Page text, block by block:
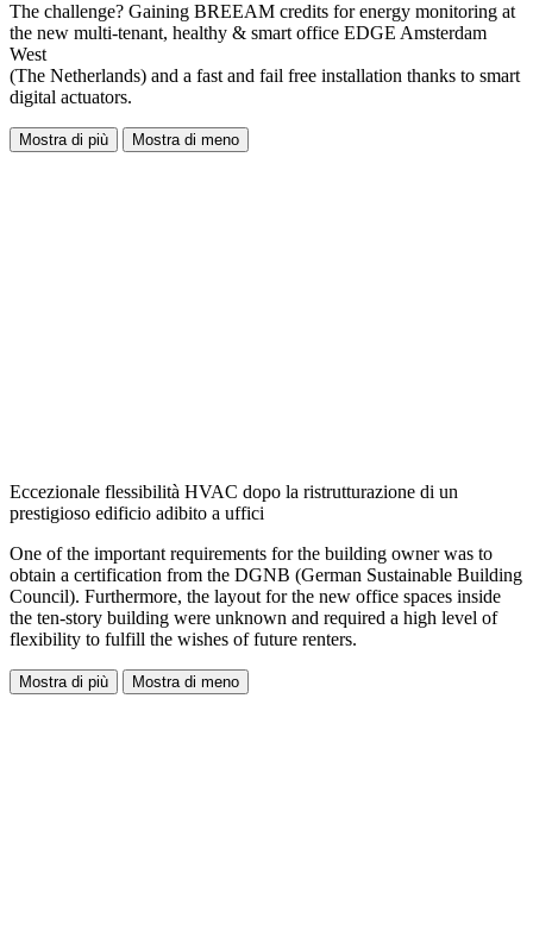
The challenge? Gaining BREEAM credits for energy monitoring at
the new multi-tenant, healthy & smart office EDGE Amsterdam
West
(The Netherlands) and a fast and fail free installation thanks to smart
digital actuators.
Mostra di più Mostra di meno
Eccezionale flessibilità HVAC dopo la ristrutturazione di un
prestigioso edificio adibito a uffici
One of the important requirements for the building owner was to
obtain a certification from the DGNB (German Sustainable Building
Council). Furthermore, the layout for the new office spaces inside
the ten-story building were unknown and required a high level of
flexibility to fulfill the wishes of future renters.
Mostra di più Mostra di meno